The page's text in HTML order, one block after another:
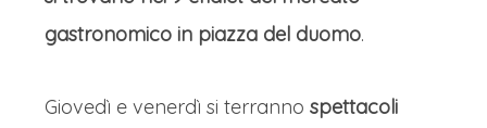
gastronomico in piazza del duomo.
Giovedì e venerdì si terranno spettacoli